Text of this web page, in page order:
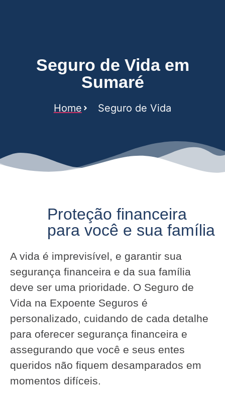
Seguro de Vida em
Sumaré
Home Seguro de Vida
Proteção financeira
para você e sua família
A vida é imprevisível, e garantir sua
segurança financeira e da sua família
deve ser uma prioridade. O Seguro de
Vida na Expoente Seguros é
personalizado, cuidando de cada detalhe
para oferecer segurança financeira e
assegurando que você e seus entes
queridos não fiquem desamparados em
momentos difíceis.